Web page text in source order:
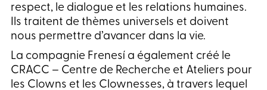
respect, le dialogue et les relations humaines.
Ils traitent de thèmes universels et doivent
nous permettre d’avancer dans la vie.
La compagnie Frenesí a également créé le
CRACC – Centre de Recherche et Ateliers pour
les Clowns et les Clownesses, à travers lequel